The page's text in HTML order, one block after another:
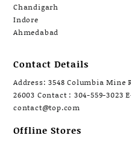
Chandigarh
Indore
Ahmedabad
Contact Details
Address: 3548 Columbia
26003 Contact : 304-559-
contact@top.com
Offline Stores